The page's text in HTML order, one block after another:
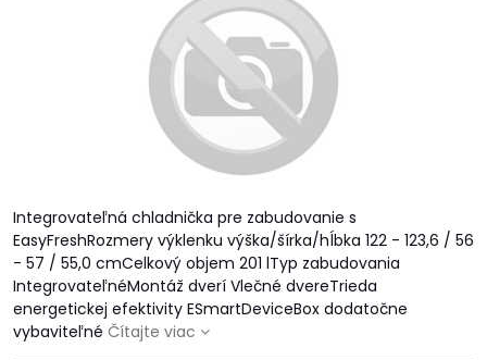
Integrovateľná chladnička pre zabudovanie s
EasyFreshRozmery výklenku výška/šírka/hĺbka 122 - 123,6 / 56
- 57 / 55,0 cmCelkový objem 201 lTyp zabudovania
IntegrovateľnéMontáž dverí Vlečné dvereTrieda
energetickej efektivity ESmartDeviceBox dodatočne
vybaviteľné Čítajte viac